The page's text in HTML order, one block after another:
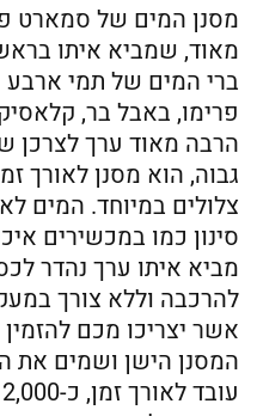
מסנן המים של סמארט
מאוד, שמביא איתו
ברי המים של תמי ארבע
פרימו, באבל בר,
הרבה מאוד ערך לצרכן
גבוה, הוא מסנן לאורך
צלולים במיוחד. המים
סינון כמו במכשירים
מביא איתו ערך נהדר
להרכבה וללא צורך
אשר יצריכו מכם
המסנן הישן ושמים את